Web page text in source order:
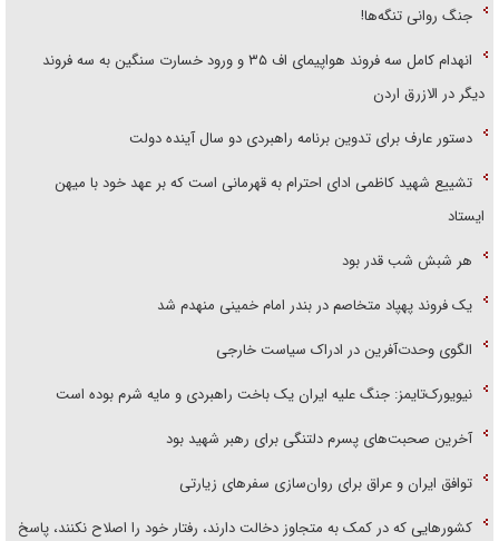
جنگ روانی تنگه‌ها!
انهدام کامل سه فروند هواپیمای اف ۳۵ و ورود خسارت سنگین به سه فروند
دیگر در الازرق اردن
دستور عارف برای تدوین برنامه راهبردی دو سال آینده دولت
تشییع شهید کاظمی ادای احترام به قهرمانی است که بر عهد خود با میهن
ایستاد
هر شبش شب قدر بود
یک فروند پهپاد متخاصم در بندر امام خمینی منهدم شد
الگوی وحدت‌آفرین در ادراک سیاست خارجی
نیویورک‌تایمز: جنگ علیه ایران یک باخت راهبردی و مایه شرم بوده است
آخرین صحبت‌های پسرم دلتنگی برای رهبر شهید بود
توافق ایران و عراق برای روان‌سازی سفر‌های زیارتی
کشور‌هایی که در کمک به متجاوز دخالت دارند، رفتار خود را اصلاح نکنند، پاسخ